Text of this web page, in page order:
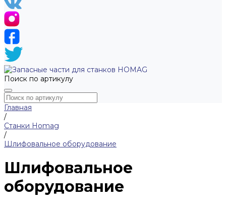
Поиск по артикулу
Главная
/
Станки Homag
/
Шлифовальное оборудование
Шлифовальное
оборудование